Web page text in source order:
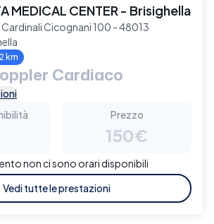
MEDICAL CENTER - Brisighella
Cardinali Cicognani 100 - 48013
km
Cardiaco
Prezzo
150€
non ci sono orari disponibili
Vedi tutte le prestazioni